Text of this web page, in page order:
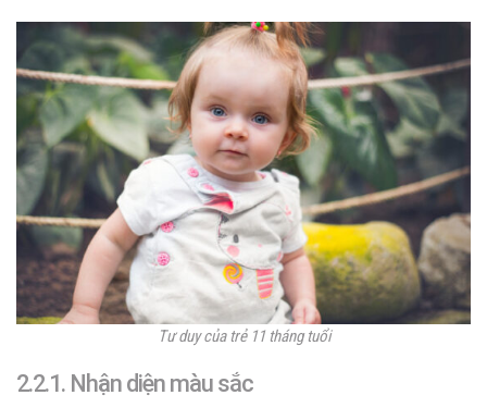
Tư duy của trẻ 11 tháng tuổi
2.2.1. Nhận diện màu sắc